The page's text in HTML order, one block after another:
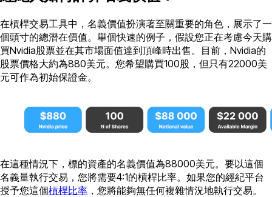
在槓桿交易工具中，名義價值扮演著至關重要的角色，展示了一
個頭寸的總潛在價值。舉個快速的例子，假設您正在考慮今天購
買Nvidia股票並在其市場面值達到頂峰時出售。目前，Nvidia的
股票價格大約為880美元。您希望購買100股，但只有22000美
元可作為初始保證金。
在這種情況下，標的資產的名義價值為88000美元。要以這個
名義量執行交易，您將需要4:1的槓桿比率。如果您的經紀平台
授予您這個槓桿比率 ，您將能夠無任何複雜情況地執行交易。